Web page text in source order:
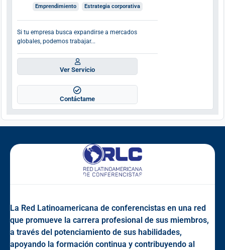
Emprendimiento
Estrategia corporativa
Si tu empresa busca expandirse a mercados
globales, podemos trabajar...
Ver Servicio
Contáctame
La Red Latinoamericana de conferencistas en una red
que promueve la carrera profesional de sus miembros,
a través del potenciamiento de sus habilidades,
apoyando la formación continua y contribuyendo al